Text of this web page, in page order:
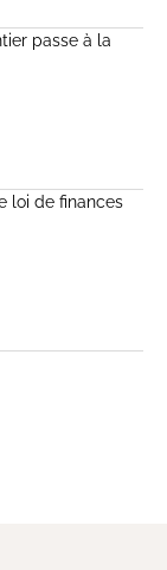
passe à la
loi de finances